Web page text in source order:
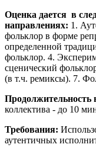
Оценка дается в
направлениях: 1.
фольклор в форме
определенной
фольклор. 4.
сценический
(в т.ч. ремиксы). 7.
Продолжительность
коллектива - до 10
Требования:
аутентичных